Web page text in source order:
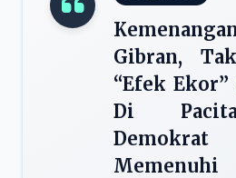
Gibran,
“Efek Ekor”
Di